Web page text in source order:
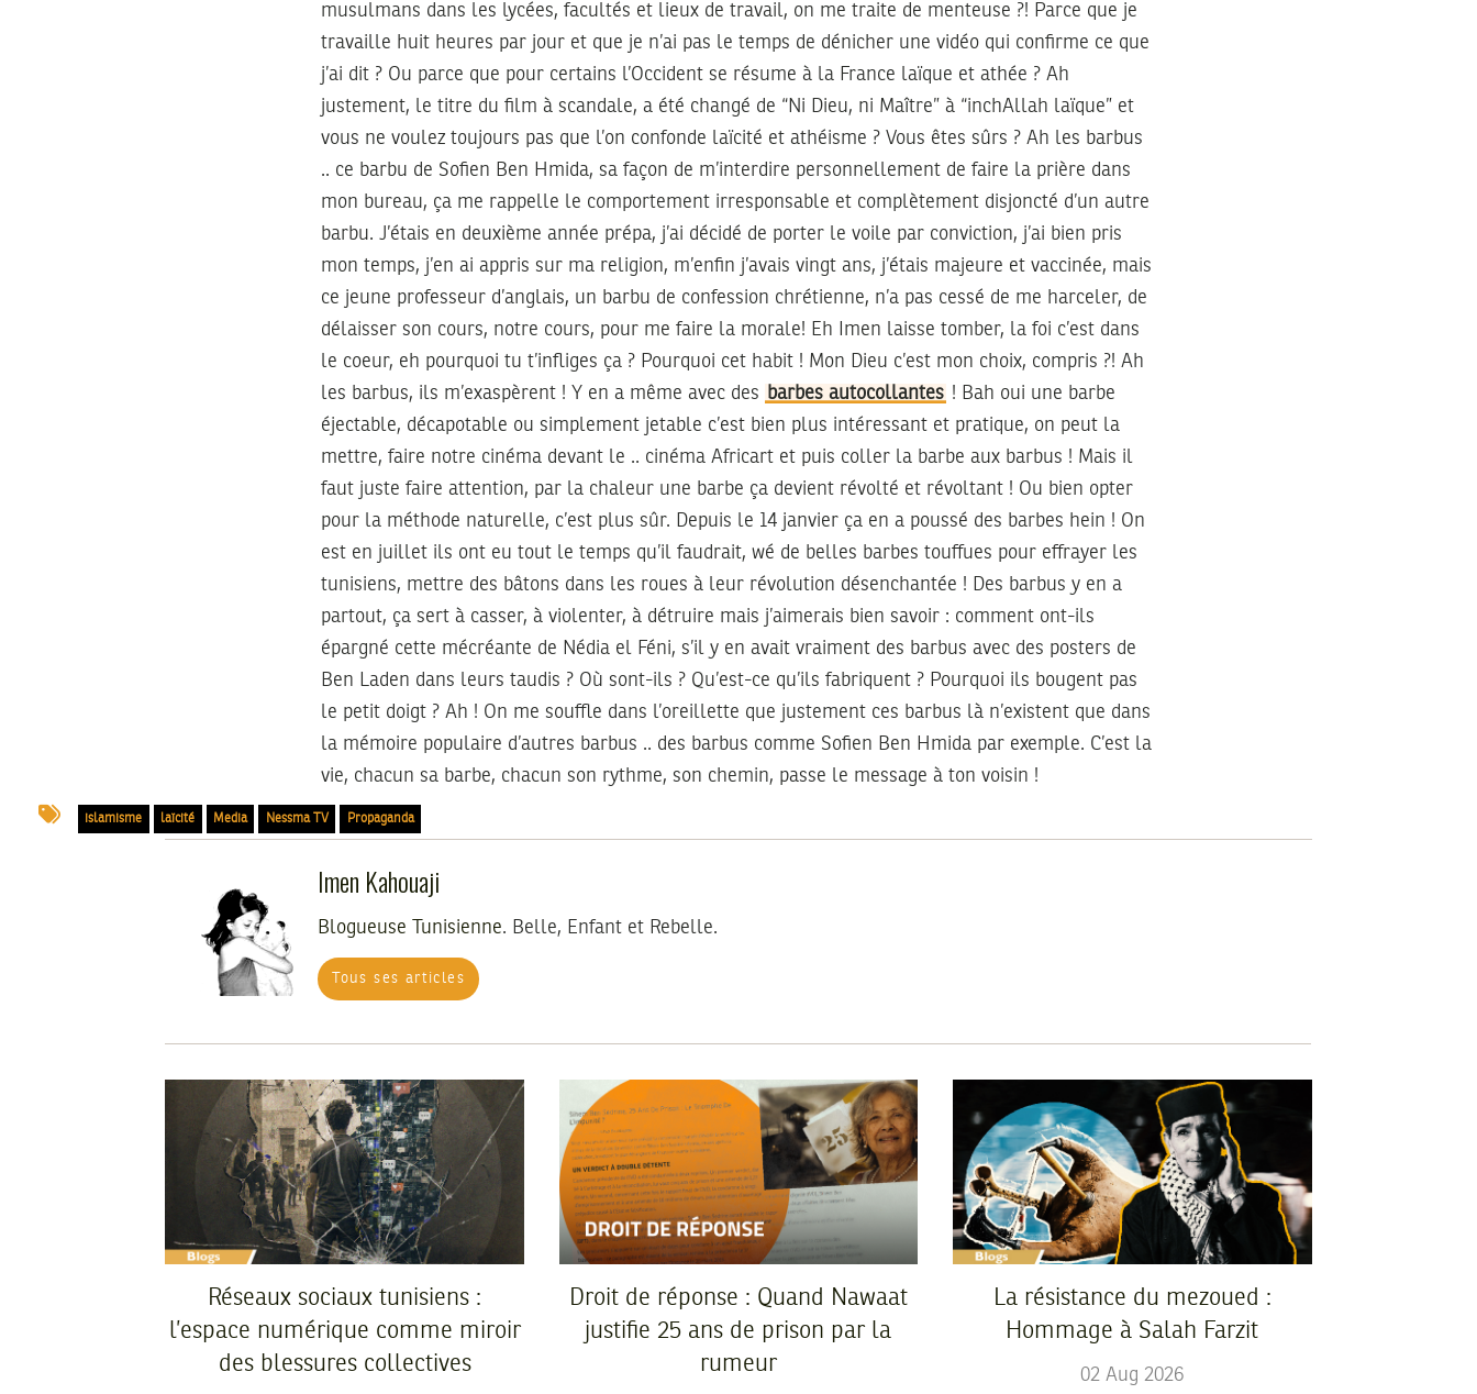
musulmans dans les lycées, facultés et lieux de travail, on me traite de menteuse ?! Parce que je
travaille huit heures par jour et que je n’ai pas le temps de dénicher une vidéo qui confirme ce que
j’ai dit ? Ou parce que pour certains l’Occident se résume à la France laïque et athée ? Ah
justement, le titre du film à scandale, a été changé de “Ni Dieu, ni Maître” à “inchAllah laïque” et
vous ne voulez toujours pas que l’on confonde laïcité et athéisme ? Vous êtes sûrs ? Ah les barbus
.. ce barbu de Sofien Ben Hmida, sa façon de m’interdire personnellement de faire la prière dans
mon bureau, ça me rappelle le comportement irresponsable et complètement disjoncté d’un autre
barbu. J’étais en deuxième année prépa, j’ai décidé de porter le voile par conviction, j’ai bien pris
mon temps, j’en ai appris sur ma religion, m’enfin j’avais vingt ans, j’étais majeure et vaccinée, mais
ce jeune professeur d’anglais, un barbu de confession chrétienne, n’a pas cessé de me harceler, de
délaisser son cours, notre cours, pour me faire la morale! Eh Imen laisse tomber, la foi c’est dans
le coeur, eh pourquoi tu t’infliges ça ? Pourquoi cet habit ! Mon Dieu c’est mon choix, compris ?! Ah
les barbus, ils m’exaspèrent ! Y en a même avec des barbes autocollantes ! Bah oui une barbe
éjectable, décapotable ou simplement jetable c’est bien plus intéressant et pratique, on peut la
mettre, faire notre cinéma devant le .. cinéma Africart et puis coller la barbe aux barbus ! Mais il
faut juste faire attention, par la chaleur une barbe ça devient révolté et révoltant ! Ou bien opter
pour la méthode naturelle, c’est plus sûr. Depuis le 14 janvier ça en a poussé des barbes hein ! On
est en juillet ils ont eu tout le temps qu’il faudrait, wé de belles barbes touffues pour effrayer les
tunisiens, mettre des bâtons dans les roues à leur révolution désenchantée ! Des barbus y en a
partout, ça sert à casser, à violenter, à détruire mais j’aimerais bien savoir : comment ont-ils
épargné cette mécréante de Nédia el Féni, s’il y en avait vraiment des barbus avec des posters de
Ben Laden dans leurs taudis ? Où sont-ils ? Qu’est-ce qu’ils fabriquent ? Pourquoi ils bougent pas
le petit doigt ? Ah ! On me souffle dans l’oreillette que justement ces barbus là n’existent que dans
la mémoire populaire d’autres barbus .. des barbus comme Sofien Ben Hmida par exemple. C’est la
vie, chacun sa barbe, chacun son rythme, son chemin, passe le message à ton voisin !
islamisme laïcité Media Nessma TV Propaganda
Imen Kahouaji
Blogueuse Tunisienne. Belle, Enfant et Rebelle.
Tous ses articles
Réseaux sociaux tunisiens :
l’espace numérique comme miroir
des blessures collectives
Droit de réponse : Quand Nawaat
justifie 25 ans de prison par la
rumeur
La résistance du mezoued :
Hommage à Salah Farzit
02 Aug 2026